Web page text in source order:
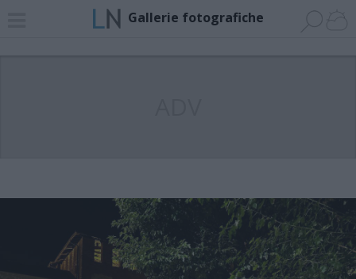
Gallerie fotografiche